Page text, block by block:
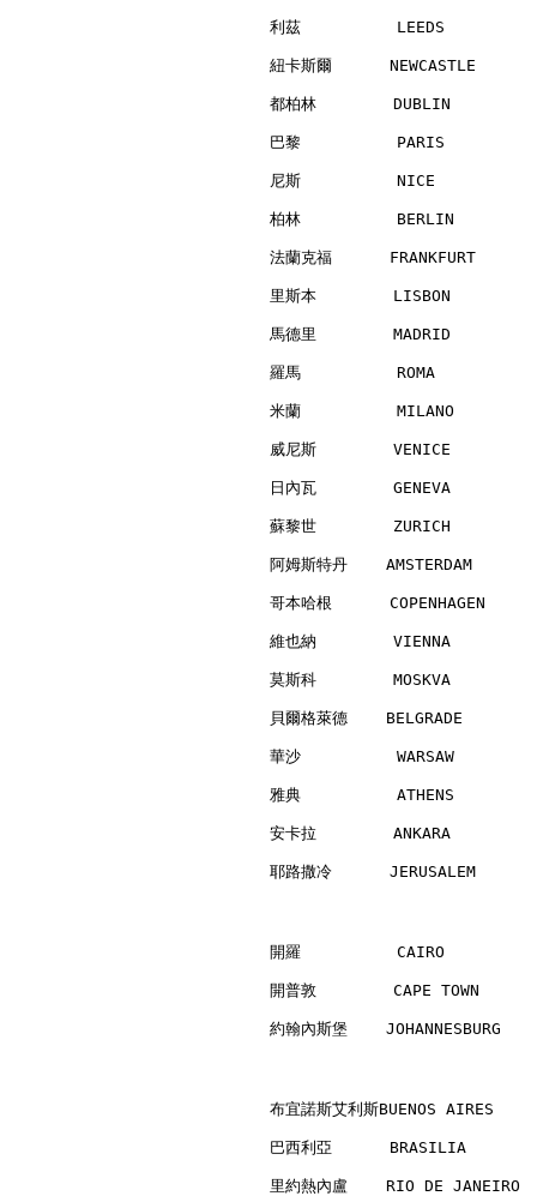
利茲          LEEDS
紐卡斯爾
都柏林        DUBLIN
巴黎          PARIS
尼斯          NICE
柏林          BERLIN
法蘭克福
里斯本        LISBON
馬德里        MADRID
羅馬          ROMA
米蘭          MILANO
威尼斯        VENICE
日內瓦        GENEVA
蘇黎世        ZURICH
阿姆斯特丹
哥本哈根
維也納        VIENNA
莫斯科        MOSKVA
貝爾格萊德    BELGRADE
華沙          WARSAW
雅典          ATHENS
安卡拉        ANKARA
耶路撒冷
開羅          CAIRO
開普敦        CAPE TOWN
約翰內斯堡
布宜諾斯艾利斯BUENOS
巴西利亞      BRASILIA
里約熱內盧    RIO DE